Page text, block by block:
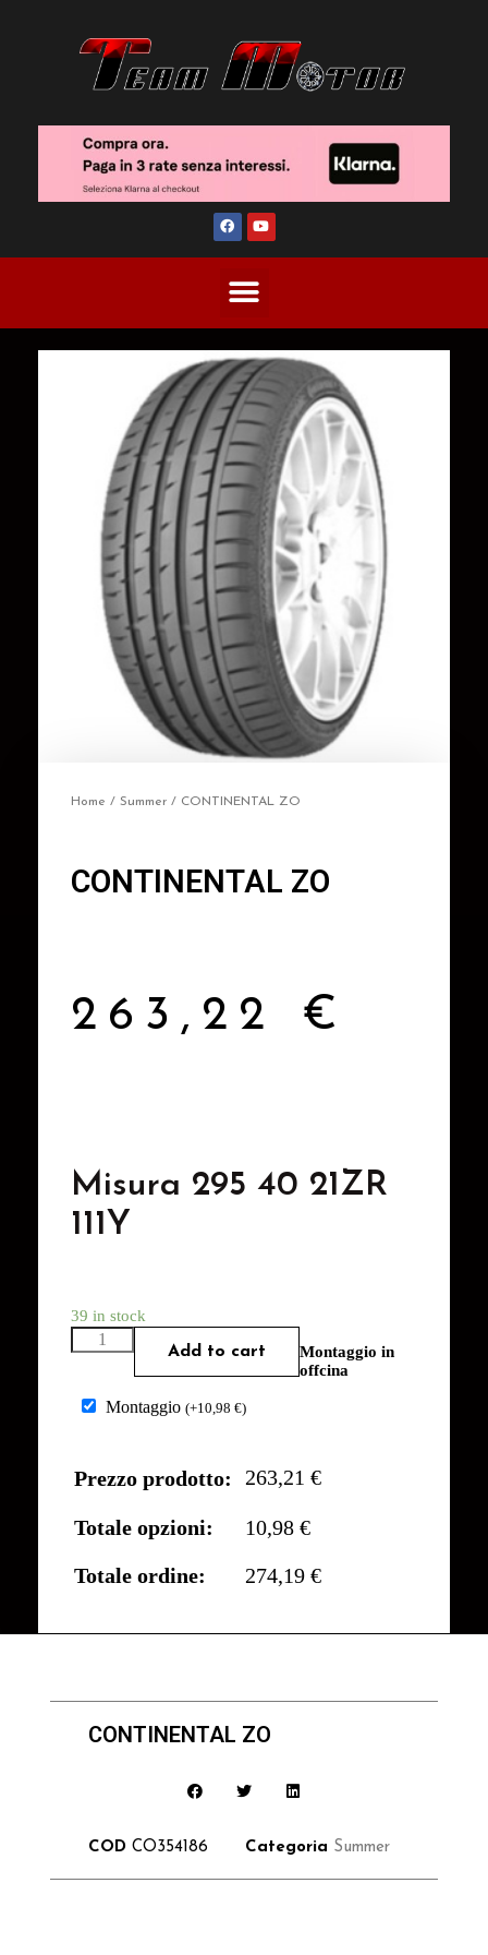
Home / Summer / CONTINENTAL ZO
CONTINENTAL ZO
263,22 €
Misura 295 40 21ZR
111Y
39 in stock
Add to cart
Montaggio in
offcina
Montaggio (+10,98 €)
Prezzo prodotto: 263,21 €
Totale opzioni:
10,98 €
Totale ordine:
274,19 €
CONTINENTAL ZO
COD CO354186 Categoria Summer